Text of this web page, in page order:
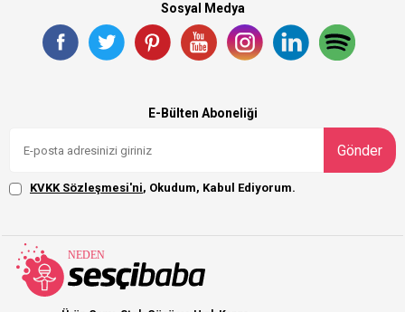
Sosyal Medya
E-Bülten Aboneliği
Gönder
KVKK Sözleşmesi'ni, Okudum, Kabul Ediyorum.